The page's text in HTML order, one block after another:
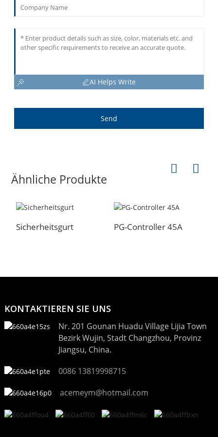
AI Helps Write
Send
Ähnliche Produkte
Sicherheitsgurt PG-Controller 45A
KONTAKTIEREN SIE UNS
Nr. 201 Gounan Huadu Village Lijia Town
Bezirk Wujin, Stadt Changzhou, Provinz
Jiangsu, China.
0086 13819998715
acemeym@hotmail.com